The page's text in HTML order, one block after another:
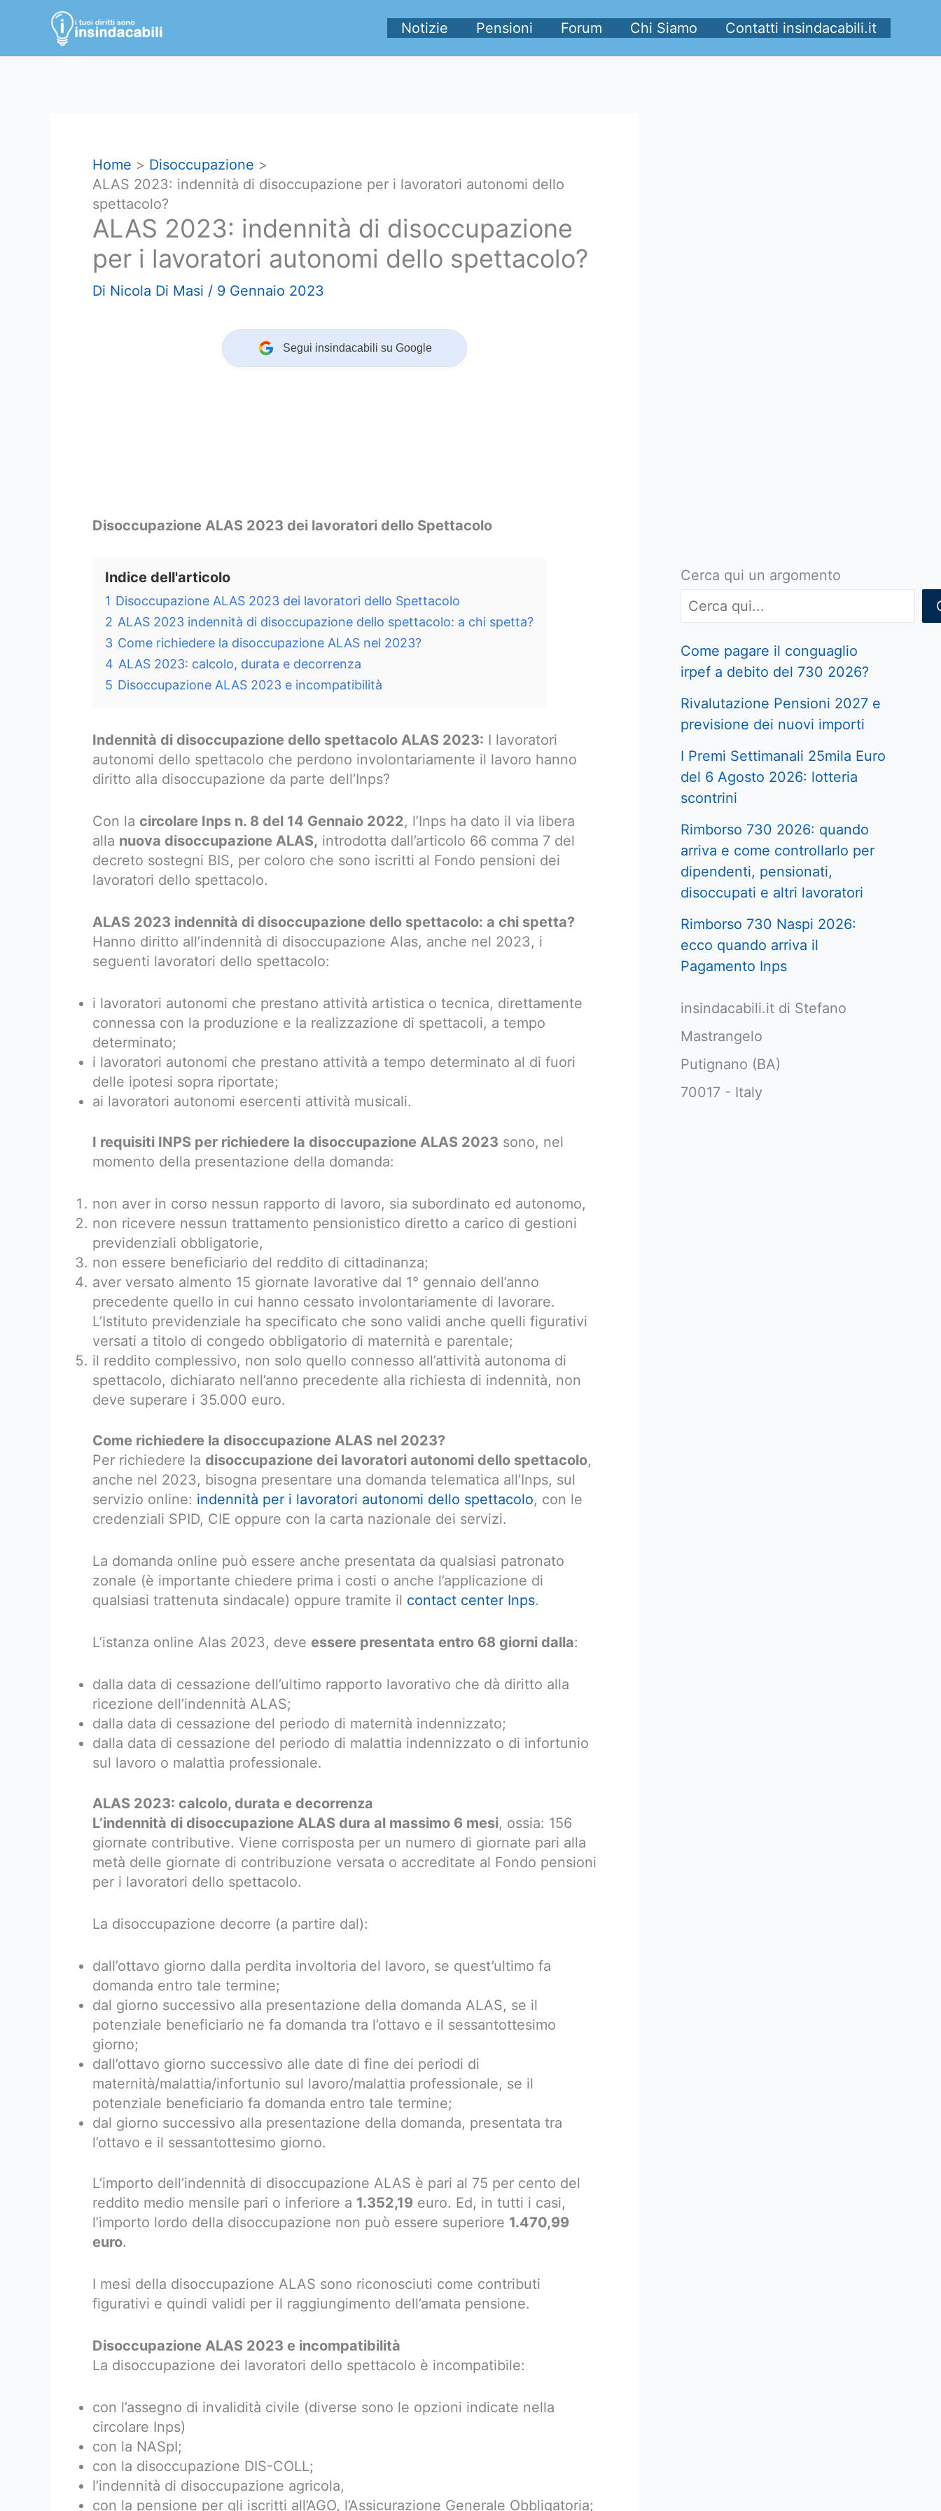
contenuto
Notizie Pensioni Forum Chi Siamo Contatti insindacabili.it
Home
Disoccupazione
ALAS 2023: indennità di disoccupazione per i lavoratori autonomi dello
spettacolo?
ALAS 2023: indennità di disoccupazione
per i lavoratori autonomi dello spettacolo?
Di Nicola Di Masi / 9 Gennaio 2023
Segui insindacabili su Google
Disoccupazione ALAS 2023 dei lavoratori dello Spettacolo
Indice dell'articolo
1 Disoccupazione ALAS 2023 dei lavoratori dello Spettacolo
2 ALAS 2023 indennità di disoccupazione dello spettacolo: a chi spetta?
3 Come richiedere la disoccupazione ALAS nel 2023?
4 ALAS 2023: calcolo, durata e decorrenza
5 Disoccupazione ALAS 2023 e incompatibilità
Indennità di disoccupazione dello spettacolo ALAS 2023: I lavoratori
autonomi dello spettacolo che perdono involontariamente il lavoro hanno
diritto alla disoccupazione da parte dell’Inps?
Con la circolare Inps n. 8 del 14 Gennaio 2022, l’Inps ha dato il via libera
alla nuova disoccupazione ALAS, introdotta dall’articolo 66 comma 7 del
decreto sostegni BIS, per coloro che sono iscritti al Fondo pensioni dei
lavoratori dello spettacolo.
ALAS 2023 indennità di disoccupazione dello spettacolo: a chi spetta?
Hanno diritto all’indennità di disoccupazione Alas, anche nel 2023, i
seguenti lavoratori dello spettacolo:
i lavoratori autonomi che prestano attività artistica o tecnica, direttamente
connessa con la produzione e la realizzazione di spettacoli, a tempo
determinato;
i lavoratori autonomi che prestano attività a tempo determinato al di fuori
delle ipotesi sopra riportate;
ai lavoratori autonomi esercenti attività musicali.
I requisiti INPS per richiedere la disoccupazione ALAS 2023 sono, nel
momento della presentazione della domanda:
non aver in corso nessun rapporto di lavoro, sia subordinato ed autonomo,
non ricevere nessun trattamento pensionistico diretto a carico di gestioni
previdenziali obbligatorie,
non essere beneficiario del reddito di cittadinanza;
aver versato almento 15 giornate lavorative dal 1° gennaio dell’anno
precedente quello in cui hanno cessato involontariamente di lavorare.
L’Istituto previdenziale ha specificato che sono validi anche quelli figurativi
versati a titolo di congedo obbligatorio di maternità e parentale;
il reddito complessivo, non solo quello connesso all’attività autonoma di
spettacolo, dichiarato nell’anno precedente alla richiesta di indennità, non
deve superare i 35.000 euro.
Come richiedere la disoccupazione ALAS nel 2023?
Per richiedere la disoccupazione dei lavoratori autonomi dello spettacolo,
anche nel 2023, bisogna presentare una domanda telematica all’Inps, sul
servizio online: indennità per i lavoratori autonomi dello spettacolo, con le
credenziali SPID, CIE oppure con la carta nazionale dei servizi.
La domanda online può essere anche presentata da qualsiasi patronato
zonale (è importante chiedere prima i costi o anche l’applicazione di
qualsiasi trattenuta sindacale) oppure tramite il contact center Inps.
L’istanza online Alas 2023, deve essere presentata entro 68 giorni dalla:
dalla data di cessazione dell’ultimo rapporto lavorativo che dà diritto alla
ricezione dell’indennità ALAS;
dalla data di cessazione del periodo di maternità indennizzato;
dalla data di cessazione del periodo di malattia indennizzato o di infortunio
sul lavoro o malattia professionale.
ALAS 2023: calcolo, durata e decorrenza
L’indennità di disoccupazione ALAS dura al massimo 6 mesi, ossia: 156
giornate contributive. Viene corrisposta per un numero di giornate pari alla
metà delle giornate di contribuzione versata o accreditate al Fondo pensioni
per i lavoratori dello spettacolo.
La disoccupazione decorre (a partire dal):
dall’ottavo giorno dalla perdita involtoria del lavoro, se quest’ultimo fa
domanda entro tale termine;
dal giorno successivo alla presentazione della domanda ALAS, se il
potenziale beneficiario ne fa domanda tra l’ottavo e il sessantottesimo
giorno;
dall’ottavo giorno successivo alle date di fine dei periodi di
maternità/malattia/infortunio sul lavoro/malattia professionale, se il
potenziale beneficiario fa domanda entro tale termine;
dal giorno successivo alla presentazione della domanda, presentata tra
l’ottavo e il sessantottesimo giorno.
L’importo dell’indennità di disoccupazione ALAS è pari al 75 per cento del
reddito medio mensile pari o inferiore a 1.352,19 euro. Ed, in tutti i casi,
l’importo lordo della disoccupazione non può essere superiore 1.470,99
euro.
I mesi della disoccupazione ALAS sono riconosciuti come contributi
figurativi e quindi validi per il raggiungimento dell’amata pensione.
Disoccupazione ALAS 2023 e incompatibilità
La disoccupazione dei lavoratori dello spettacolo è incompatibile:
con l’assegno di invalidità civile (diverse sono le opzioni indicate nella
circolare Inps)
con la NASpI;
con la disoccupazione DIS-COLL;
l’indennità di disoccupazione agricola,
con la pensione per gli iscritti all’AGO, l’Assicurazione Generale Obbligatoria;
Cerca qui un argomento
Come pagare il conguaglio
irpef a debito del 730 2026?
Rivalutazione Pensioni 2027 e
previsione dei nuovi importi
I Premi Settimanali 25mila Euro
del 6 Agosto 2026: lotteria
scontrini
Rimborso 730 2026: quando
arriva e come controllarlo per
dipendenti, pensionati,
disoccupati e altri lavoratori
Rimborso 730 Naspi 2026:
ecco quando arriva il
Pagamento Inps
insindacabili.it di Stefano
Mastrangelo
Putignano (BA)
70017 - Italy